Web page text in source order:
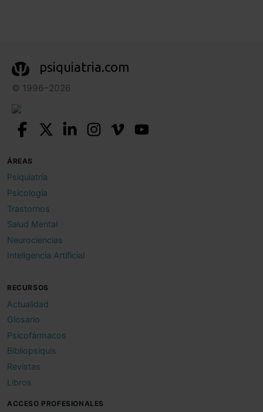
psiquiatria.com
© 1996–2026
ÁREAS
Psiquiatría
Psicología
Trastornos
Salud Mental
Neurociencias
Inteligencia Artificial
RECURSOS
Actualidad
Glosario
Psicofármacos
Bibliopsiquis
Revistas
Libros
ACCESO PROFESIONALES